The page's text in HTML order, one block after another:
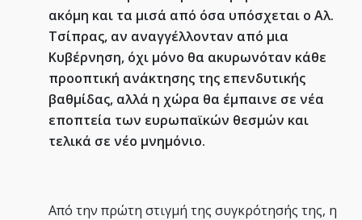
ακόμη και τα μισά από όσα υπόσχεται ο Αλ.
Τσίπρας, αν αναγγέλλονταν από μια
Κυβέρνηση, όχι μόνο θα ακυρωνόταν κάθε
προοπτική ανάκτησης της επενδυτικής
βαθμίδας, αλλά η χώρα θα έμπαινε σε νέα
εποπτεία των ευρωπαϊκών θεσμών και
τελικά σε νέο μνημόνιο.
Από την πρώτη στιγμή της συγκρότησής της, η